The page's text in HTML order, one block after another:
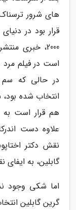
های شرور
قرار بود در
2000، خبری
است در فیلم
در حالی که سم
انتخاب شده
هم قرار است به
علاوه دست
نقش دکتر
گابلین، به ایفای
اما شکی وجود
گرین گابلین